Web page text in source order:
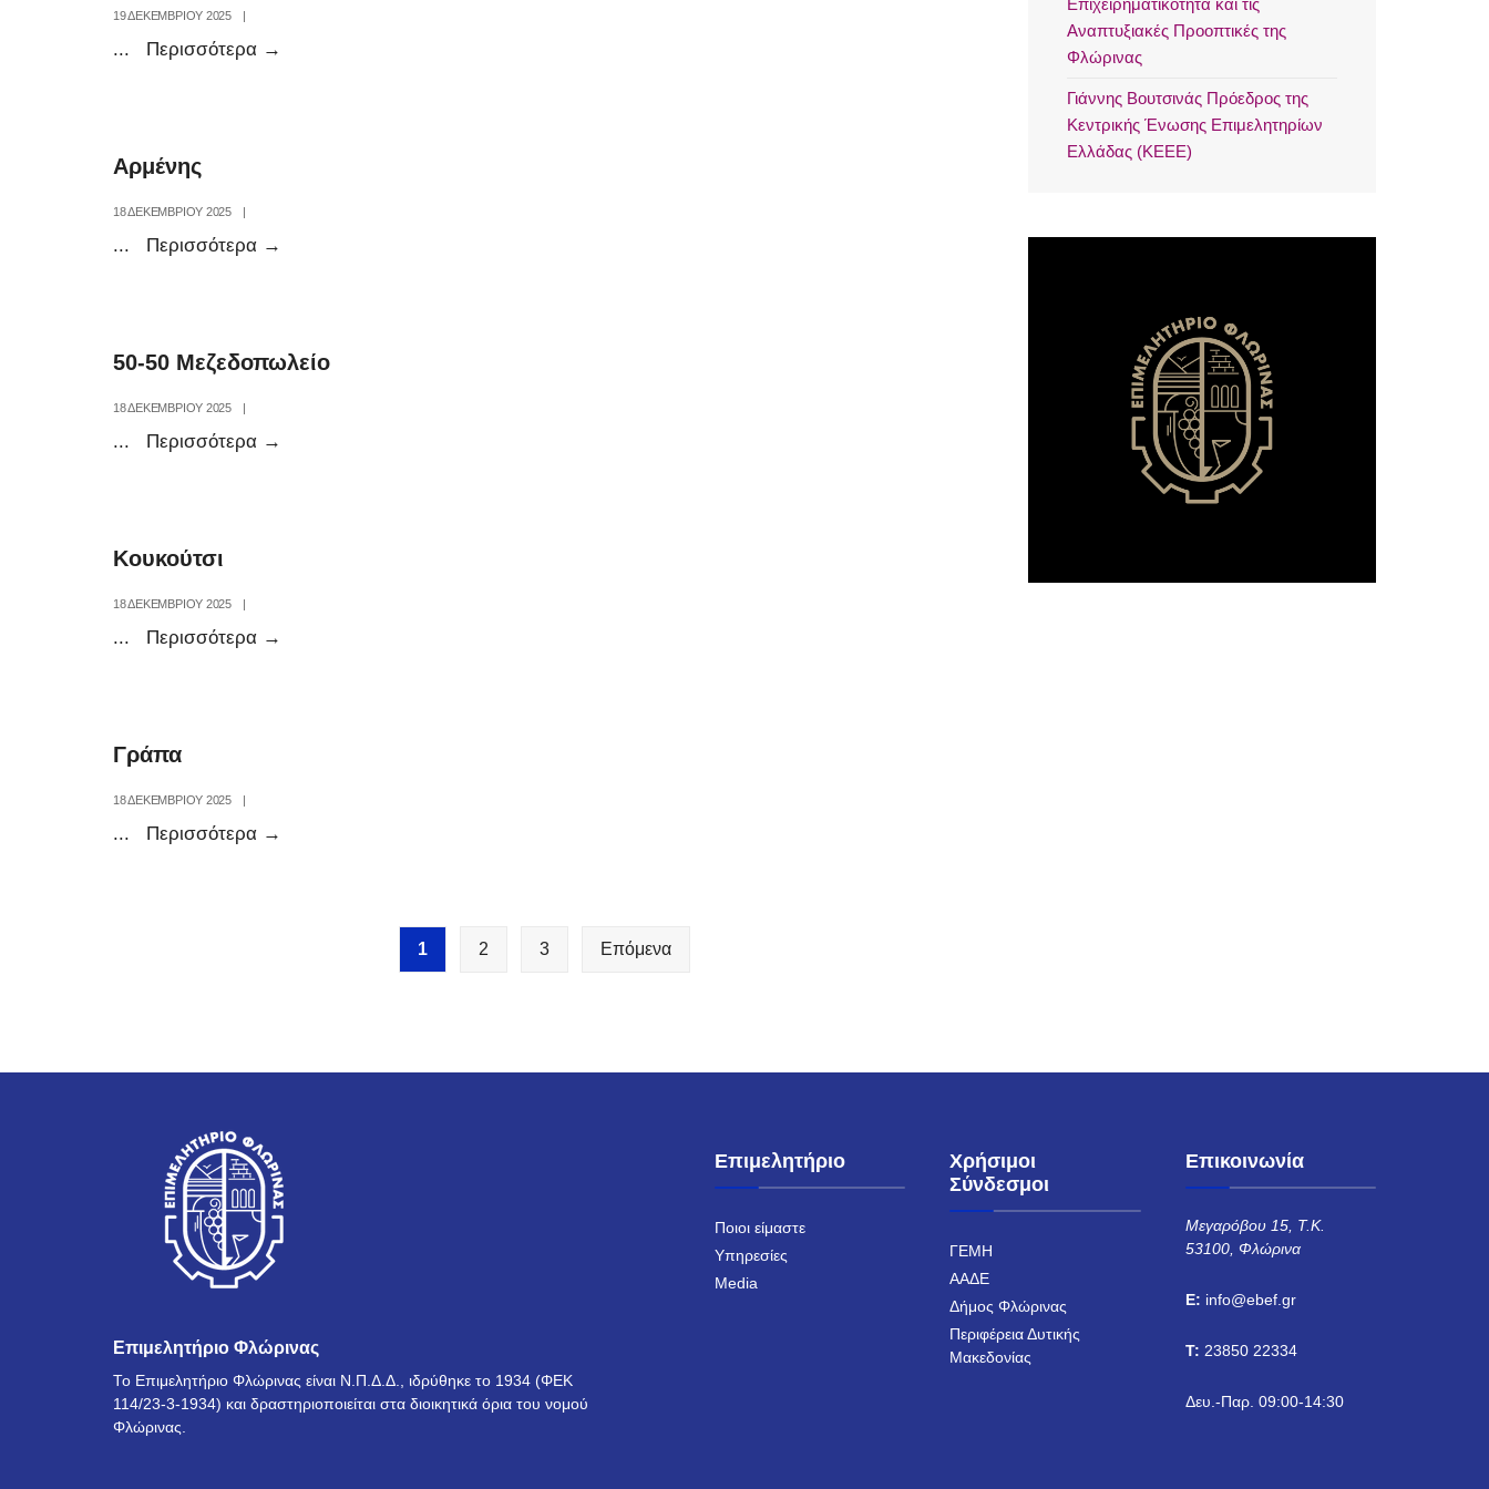
19 ΔΕΚΕΜΒΡΊΟΥ 2025 |
... Περισσότερα →
Αρμένης
18 ΔΕΚΕΜΒΡΊΟΥ 2025 |
... Περισσότερα →
50-50 Μεζεδοπωλείο
18 ΔΕΚΕΜΒΡΊΟΥ 2025 |
... Περισσότερα →
Κουκούτσι
18 ΔΕΚΕΜΒΡΊΟΥ 2025 |
... Περισσότερα →
Γράπα
18 ΔΕΚΕΜΒΡΊΟΥ 2025 |
... Περισσότερα →
1 2 3 Επόμενα
Επιχειρηματικότητα και τις
Αναπτυξιακές Προοπτικές της
Φλώρινας
Γιάννης Βουτσινάς Πρόεδρος της
Κεντρικής Ένωσης Επιμελητηρίων
Ελλάδας (ΚΕΕΕ)
Επιμελητήριο Φλώρινας
Το Επιμελητήριο Φλώρινας είναι Ν.Π.Δ.Δ., ιδρύθηκε το 1934 (ΦΕΚ
114/23-3-1934) και δραστηριοποιείται στα διοικητικά όρια του νομού
Φλώρινας.
Επιμελητήριο
Ποιοι είμαστε
Υπηρεσίες
Media
Χρήσιμοι
Σύνδεσμοι
ΓΕΜΗ
ΑΑΔΕ
Δήμος Φλώρινας
Περιφέρεια Δυτικής
Μακεδονίας
Επικοινωνία
Μεγαρόβου 15, Τ.Κ.
53100, Φλώρινα
E: info@ebef.gr
T: 23850 22334
Δευ.-Παρ. 09:00-14:30